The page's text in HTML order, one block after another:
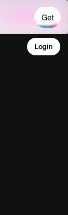
Login